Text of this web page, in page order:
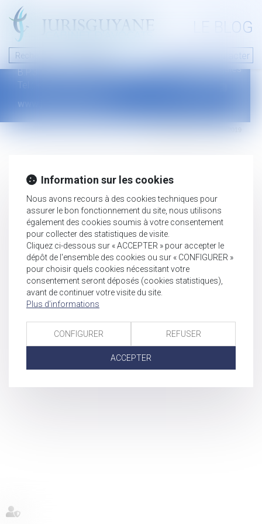
LE BLOG
Nous contacter
46 avenue de la liberté
B.P.315 - 97327 Cayenne Cedex
Tel : +594 594 29 45 35
www.jurisguyane.com
Mentions légales
Information sur les cookies
Nous avons recours à des cookies techniques pour
assurer le bon fonctionnement du site, nous utilisons
également des cookies soumis à votre consentement
pour collecter des statistiques de visite.
Cliquez ci-dessous sur « ACCEPTER » pour accepter le
dépôt de l'ensemble des cookies ou sur « CONFIGURER »
pour choisir quels cookies nécessitant votre
consentement seront déposés (cookies statistiques),
avant de continuer votre visite du site.
Plus d'informations
CONFIGURER REFUSER
ACCEPTER